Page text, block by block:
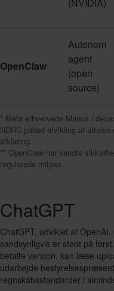
OpenClaw
Autonom
agent
(open
source)
* Meta erhvervede Manus i
NDRC påbød afvikling af
afklaring.
** OpenClaw har kendte
regulerede miljøer.
ChatGPT
ChatGPT, udviklet af
sandsynligvis er stødt på
betalte version, kan læse
udarbejde
regnskabsstandarder i